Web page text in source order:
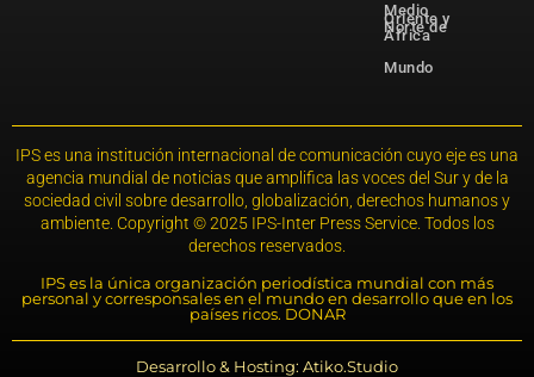
Medio
Oriente y
Norte de
África
Mundo
IPS es una institución internacional de comunicación cuyo eje es una
agencia mundial de noticias que amplifica las voces del Sur y de la
sociedad civil sobre desarrollo, globalización, derechos humanos y
ambiente. Copyright © 2025 IPS-Inter Press Service. Todos los
derechos reservados.
IPS es la única organización periodística mundial con más
personal y corresponsales en el mundo en desarrollo que en los
países ricos. DONAR
Desarrollo & Hosting: Atiko.Studio